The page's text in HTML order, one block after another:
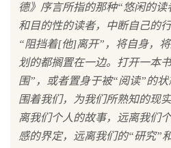
德》序言所指的那种“悠闲的
和目的性的读者，中断自己的
“阻挡着[他]离开”，将自身，
划的都搁置在一边。打开一本
围”，或者置身于被“阅读”的
围着我们，为我们所熟知的现
离我们个人的故事，远离我们
感的界定，远离我们的“研究”